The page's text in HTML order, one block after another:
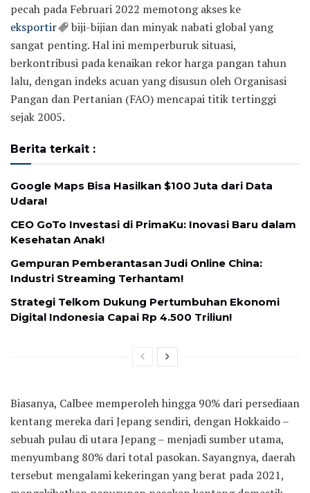
pecah pada Februari 2022 memotong akses ke
eksportir
biji-bijian dan minyak nabati global yang
sangat penting. Hal ini memperburuk situasi,
berkontribusi pada kenaikan rekor harga pangan tahun
lalu, dengan indeks acuan yang disusun oleh Organisasi
Pangan dan Pertanian (FAO) mencapai titik tertinggi
sejak 2005.
Berita terkait :
Google Maps Bisa Hasilkan $100 Juta dari Data
Udara!
CEO GoTo Investasi di PrimaKu: Inovasi Baru dalam
Kesehatan Anak!
Gempuran Pemberantasan Judi Online China:
Industri Streaming Terhantam!
Strategi Telkom Dukung Pertumbuhan Ekonomi
Digital Indonesia Capai Rp 4.500 Triliun!
Biasanya, Calbee memperoleh hingga 90% dari persediaan
kentang mereka dari Jepang sendiri, dengan Hokkaido –
sebuah pulau di utara Jepang – menjadi sumber utama,
menyumbang 80% dari total pasokan. Sayangnya, daerah
tersebut mengalami kekeringan yang berat pada 2021,